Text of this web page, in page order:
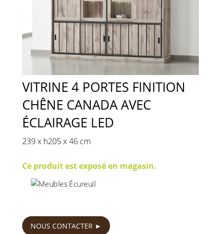
VITRINE 4 PORTES FINITION
CHÊNE CANADA AVEC
ÉCLAIRAGE LED
239 x h205 x 46 cm
Ce produit est exposé en magasin.
NOUS CONTACTER